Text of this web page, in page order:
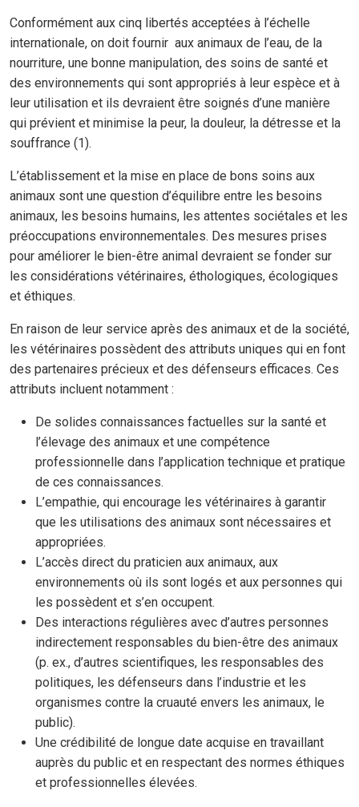
Conformément aux cinq libertés acceptées à l’échelle
internationale, on doit fournir aux animaux de l’eau, de la
nourriture, une bonne manipulation, des soins de santé et
des environnements qui sont appropriés à leur espèce et à
leur utilisation et ils devraient être soignés d’une manière
qui prévient et minimise la peur, la douleur, la détresse et la
souffrance (1).
L’établissement et la mise en place de bons soins aux
animaux sont une question d’équilibre entre les besoins
animaux, les besoins humains, les attentes sociétales et les
préoccupations environnementales. Des mesures prises
pour améliorer le bien-être animal devraient se fonder sur
les considérations vétérinaires, éthologiques, écologiques
et éthiques.
En raison de leur service après des animaux et de la société,
les vétérinaires possèdent des attributs uniques qui en font
des partenaires précieux et des défenseurs efficaces. Ces
attributs incluent notamment :
De solides connaissances factuelles sur la santé et
l’élevage des animaux et une compétence
professionnelle dans l’application technique et pratique
de ces connaissances.
L’empathie, qui encourage les vétérinaires à garantir
que les utilisations des animaux sont nécessaires et
appropriées.
L’accès direct du praticien aux animaux, aux
environnements où ils sont logés et aux personnes qui
les possèdent et s’en occupent.
Des interactions régulières avec d’autres personnes
indirectement responsables du bien-être des animaux
(p. ex., d’autres scientifiques, les responsables des
politiques, les défenseurs dans l’industrie et les
organismes contre la cruauté envers les animaux, le
public).
Une crédibilité de longue date acquise en travaillant
auprès du public et en respectant des normes éthiques
et professionnelles élevées.